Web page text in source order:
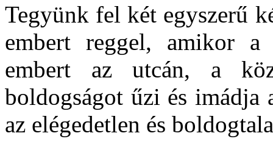
Tegyünk fel két egyszerű
embert reggel, amikor a
embert az utcán, a
boldogságot űzi és
az elégedetlen és